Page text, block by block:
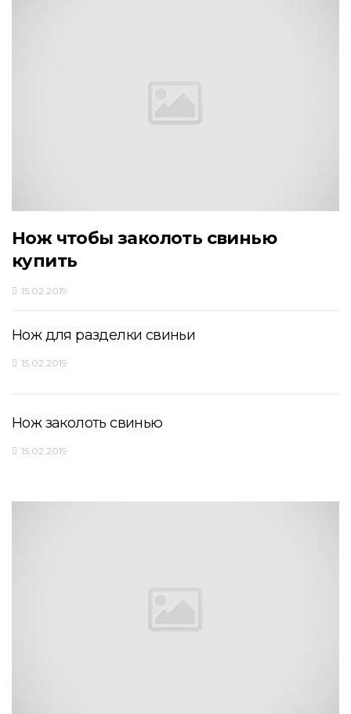
Нож чтобы заколоть свинью
купить
15.02.2019
Нож для разделки свиньи
15.02.2019
Нож заколоть свинью
15.02.2019